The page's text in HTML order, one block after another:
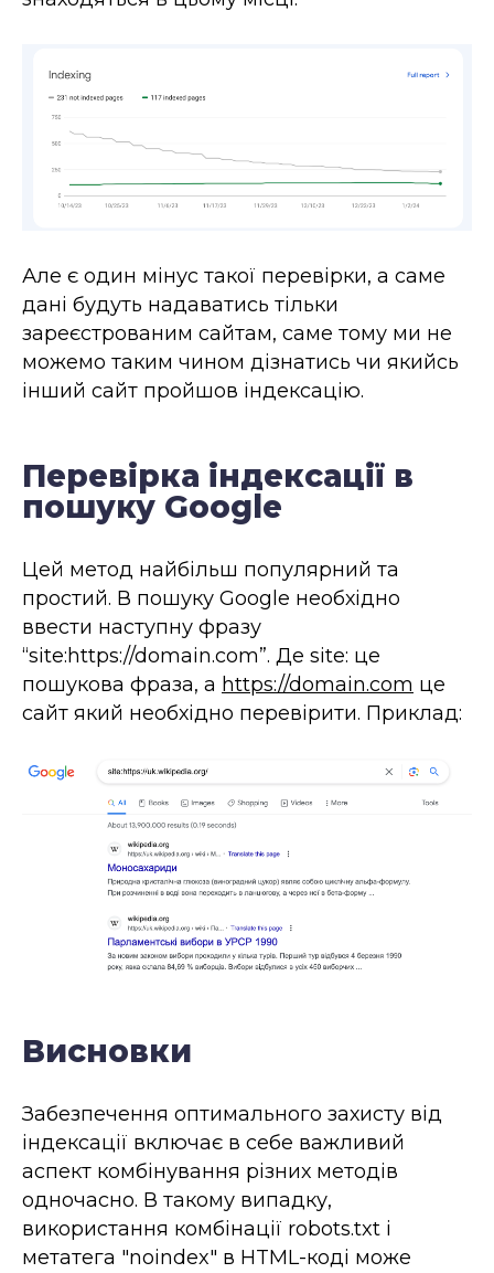
Але є один мінус такої перевірки, а саме
дані будуть надаватись тільки
зареєстрованим сайтам, саме тому ми не
можемо таким чином дізнатись чи якийсь
інший сайт пройшов індексацію.
Перевірка індексації в
пошуку Google
Цей метод найбільш популярний та
простий. В пошуку Google необхідно
ввести наступну фразу
“site:https://domain.com”. Де site: це
пошукова фраза, а https://domain.com це
сайт який необхідно перевірити. Приклад:
Висновки
Забезпечення оптимального захисту від
індексації включає в себе важливий
аспект комбінування різних методів
одночасно. В такому випадку,
використання комбінації robots.txt і
метатега "noindex" в HTML-коді може